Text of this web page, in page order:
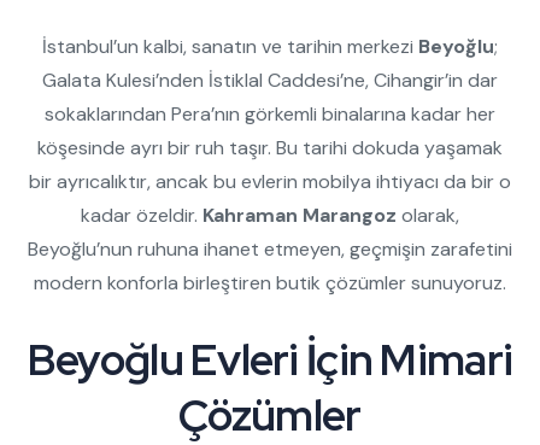
İstanbul’un kalbi, sanatın ve tarihin merkezi Beyoğlu;
Galata Kulesi’nden İstiklal Caddesi’ne, Cihangir’in dar
sokaklarından Pera’nın görkemli binalarına kadar her
köşesinde ayrı bir ruh taşır. Bu tarihi dokuda yaşamak
bir ayrıcalıktır, ancak bu evlerin mobilya ihtiyacı da bir o
kadar özeldir. Kahraman Marangoz olarak,
Beyoğlu’nun ruhuna ihanet etmeyen, geçmişin zarafetini
modern konforla birleştiren butik çözümler sunuyoruz.
Beyoğlu Evleri İçin Mimari
Çözümler